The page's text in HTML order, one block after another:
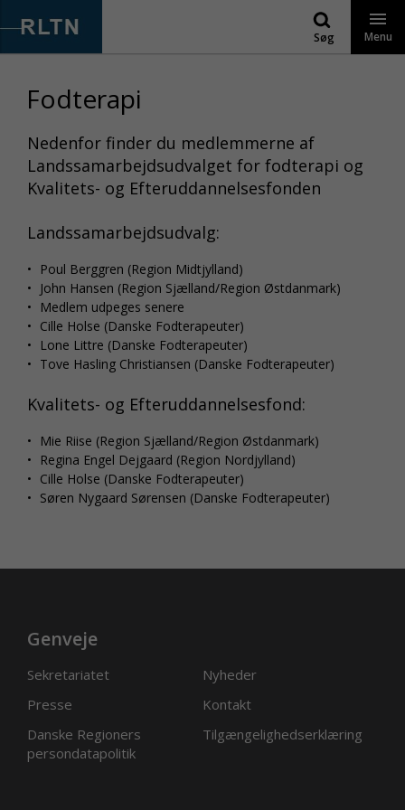
til
Søg Menu
Fodterapi
Nedenfor finder du medlemmerne af
Landssamarbejdsudvalget for fodterapi og
Kvalitets- og Efteruddannelsesfonden
Landssamarbejdsudvalg:
Poul Berggren (Region Midtjylland)
John Hansen (Region Sjælland/Region Østdanmark)
Medlem udpeges senere
Cille Holse (Danske Fodterapeuter)
Lone Littre (Danske Fodterapeuter)
Tove Hasling Christiansen (Danske Fodterapeuter)
Kvalitets- og Efteruddannelsesfond:
Mie Riise (Region Sjælland/Region Østdanmark)
Regina Engel Dejgaard (Region Nordjylland)
Cille Holse (Danske Fodterapeuter)
Søren Nygaard Sørensen (Danske Fodterapeuter)
Genveje
Sekretariatet
Nyheder
Presse
Kontakt
Danske Regioners
persondatapolitik
Tilgængelighedserklæring